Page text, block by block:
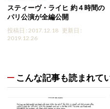
スティーヴ・ライヒ 約４時間の
パリ公演が全編公開
投稿日 : 2017.12.18 更新日 :
2019.12.26
こんな記事も読まれて